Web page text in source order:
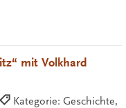
mit Volkhard
Kategorie: Geschichte,